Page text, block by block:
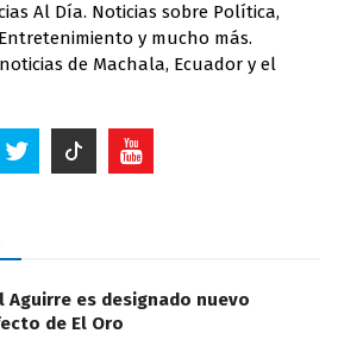
Al Día. Noticias sobre Política,
y mucho más.
de Machala, Ecuador y el
Aguirre es designado nuevo
de El Oro